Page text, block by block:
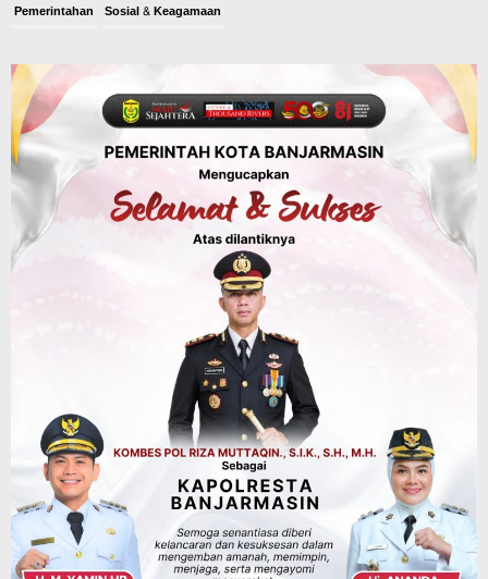
Pemerintahan Sosial & Keagamaan
Digital, Target 30 Persen IKD Masih
Jauh, Komisi II DPR Turun Tangan
Agustus 7, 2026
Dinas PUPR Kalsel Headline Pembangunan
Jalan Veteran Km 5,5 Sungai Lulut
Dibuka Pasca Retak dan Amblas,
Angkutan Bertonase 6 Ton Lebih Tak
Diperbolehkan Melintas
Headline
Panaskan Kembali Arena Panjat Tebing,
FPTI Banjarmasin Siapkan Sirkuit se-
Kalsel
Agustus 8, 2026